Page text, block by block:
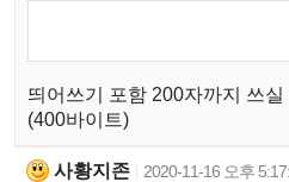
띄어쓰기 포함 200자까지 쓰실
(400바이트)
사황지존 2020-11-16 오후